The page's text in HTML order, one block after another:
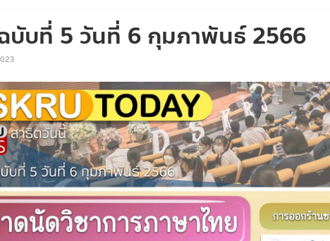
บับที่ 5 วันที่ 6 กุมภาพันธ์ 2566